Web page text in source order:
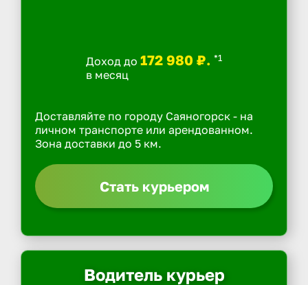
Доход до 172 980 ₽. *1
в месяц
Доставляйте по городу Саяногорск - на
личном транспорте или арендованном.
Зона доставки до 5 км.
Стать курьером
Водитель курьер